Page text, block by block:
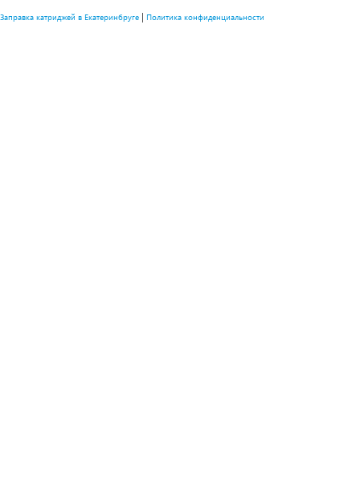
Заправка катриджей в Екатеринбруге | Политика конфиденциальности